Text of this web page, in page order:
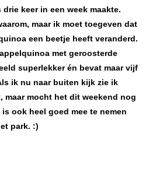
keer in een week maakte.
maar ik moet toegeven dat
een beetje heeft veranderd.
met geroosterde
superlekker én bevat maar vijf
ik nu naar buiten kijk zie ik
maar mocht het dit weekend nog
ook heel goed mee te nemen
park. :)